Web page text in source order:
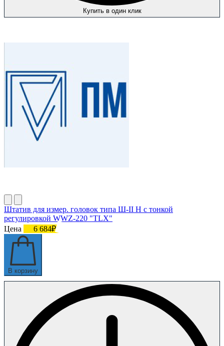
Купить в один клик
Штатив для измер. головок типа Ш-II Н с тонкой
регулировкой WWZ-220 "TLX"
Цена
6 684₽
В корзину